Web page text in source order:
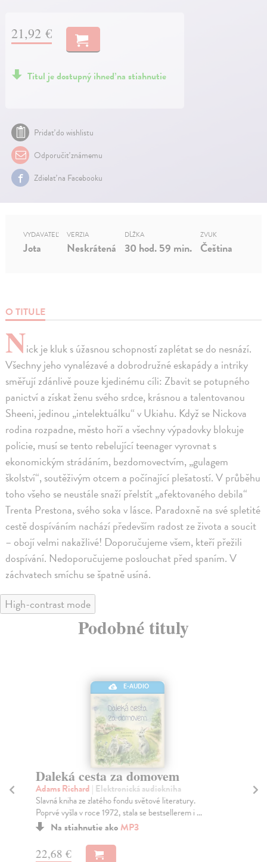
21,92 €
Titul je dostupný ihneď na stiahnutie
Pridať do wishlistu
Odporučiť známemu
Zdielať na Facebooku
O TITULE
Nick je kluk s úžasnou schopností zaplétat se do nesnází.
Všechny jeho vynalézavé a dobrodružné eskapády a intriky
směřují zdánlivě pouze kjedinému cíli: Zbavit se potupného
panictví a získat ženu svého srdce, krásnou a talentovanou
Sheeni, jedinou „intelektuálku“ v Ukiahu. Když se Nickova
rodina rozpadne, město hoří a všechny výpadovky blokuje
policie, musí se tento rebelující teenager vyrovnat s
ekonomickým strádáním, bezdomovectvím, „gulagem
školství“, soutěživým otcem a počínající plešatostí. V průběhu
toho všeho se neustále snaží přelstít „afektovaného debila“
Trenta Prestona, svého soka v lásce. Paradoxně na své spletité
cestě dospíváním nachází především radost ze života a soucit
– obojí velmi nakažlivé! Doporučujeme všem, kteří přežili
dospívání. Nedoporučujeme poslouchat před spaním. V
záchvatech smíchu se špatně usíná.
VYDAVATEĽ
Jota
VERZIA
Neskrátená
DĹŽKA
30 hod. 59 min.
ZVUK
Čeština
High-contrast mode
Podobné tituly
E-AUDIO
Daleká cesta za domovem
Adams Richard | Elektronická audiokniha
Slavná kniha ze zlatého fondu světové literatury.
Poprvé vyšla v roce 1972, stala se bestsellerem i ...
Na stiahnutie akoMP3
22,68 €